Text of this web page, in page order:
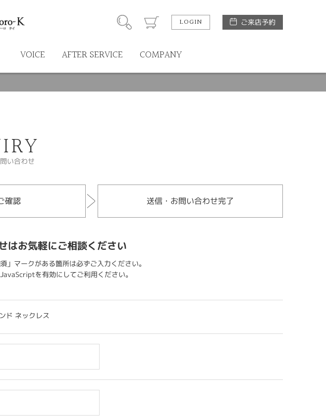
LOGIN ご来店予約
VOICE AFTER SERVICE COMPANY
い合わせ
確認 送信・お問い合わせ完了
はお気軽にご相談ください
マークがある箇所は必ずご入力ください。
を有効にしてご利用ください。
ド ネックレス